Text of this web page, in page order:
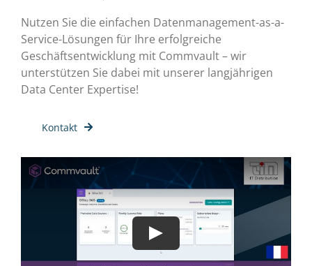
Nutzen Sie die einfachen Datenmanagement-as-a-
Service-Lösungen für Ihre erfolgreiche
Geschäftsentwicklung mit Commvault – wir
unterstützen Sie dabei mit unserer langjährigen
Data Center Expertise!
Kontakt
Play